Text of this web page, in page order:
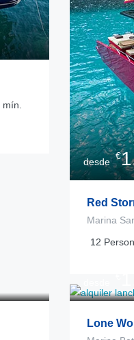
mín.
desde
€
Red
Marina
12
Lone